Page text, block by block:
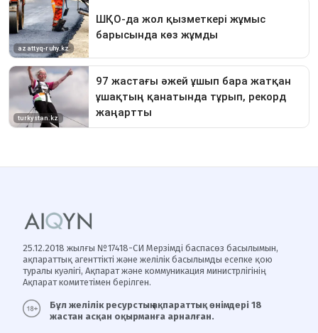
25.12.2018 жылғы №17418-СИ Мерзімді баспасөз басылымын,
ақпараттық агенттікті және желілік басылымды есепке қою
туралы куәлігі, Ақпарат және коммуникация министрлігінің
Ақпарат комитетімен берілген.
Бұл желілік ресурстың ақпараттық өнімдері 18
жастан асқан оқырманға арналған.